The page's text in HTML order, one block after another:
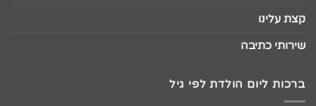
קצת עלינו
שירותי כתיבה
ברכות ליום הולדת לפי גיל